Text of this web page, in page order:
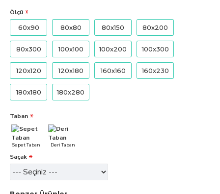
Ölçü
60x90
80x80 80x150 80x200
80x300 100x100 100x200 100x300
120x120 120x180 160x160 160x230
180x180 180x280
Taban
Sepet Taban Deri Taban
Saçak